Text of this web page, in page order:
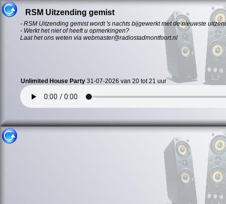
RSM Uitzending gemist
Unlimited House Party 31-07-2026 van 20 tot 21 uur
- RSM Uitzending gemist wordt 's nachts bijgewerkt met de nieuwste
- Werkt het niet of heeft u opmerkingen?
Laat het ons weten via webmaster@radiostadmontfoort.nl